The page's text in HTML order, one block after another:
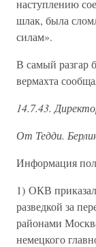
наступлению
шлак, была
силам».
В самый разгар
вермахта
14.7.43.
От Тедди.
Информация
1) ОКВ
разведкой за
районами
немецкого